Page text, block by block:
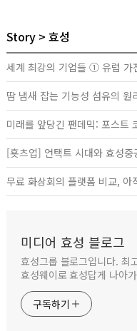
Story 효성
세계 최강의 기업들 ① 유럽 가
땀 냄새 잡는 기능성 섬유의 원
미래를 앞당긴 팬데믹: 포스트
[횻츠업] 언택트 시대와 효성중
무료 화상회의 플랫폼 비교,
미디어 효성 블로그
효성그룹 블로그입니다. 최
효성웨이로 효성답게 나아
구독하기